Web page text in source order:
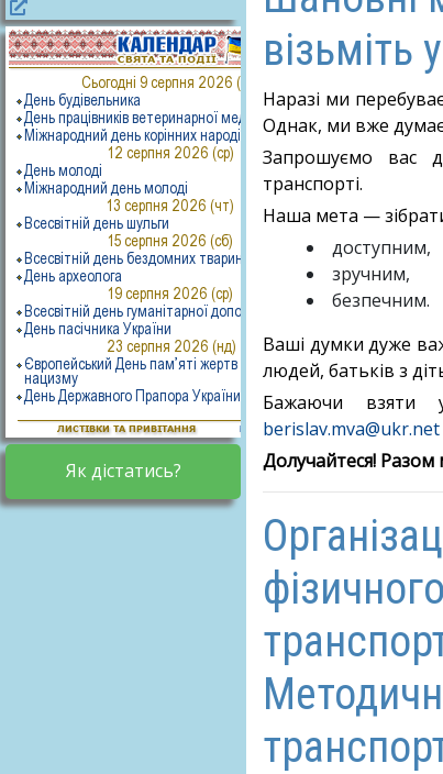
Як дістатись?
візьміть
Наразі ми
Однак, ми вже
Запрошуємо вас
транспорті.
Наша мета —
доступним,
зручним,
безпечним.
Ваші думки дуже
людей, батьків з
Бажаючи взяти
berislav.mva@ukr.net
Долучайтеся! Разом